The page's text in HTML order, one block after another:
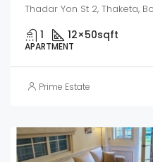
1 12×50sqft
APARTMENT
Prime Estate